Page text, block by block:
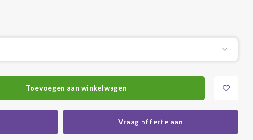
Toevoegen aan winkelwagen
Vraag offerte aan